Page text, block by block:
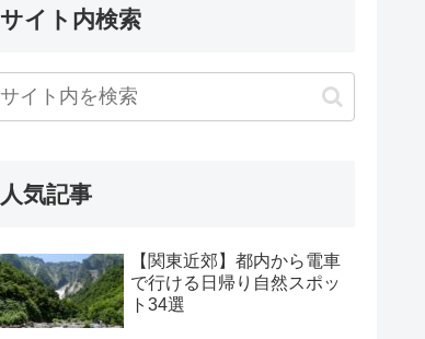
サイト内検索
人気記事
【関東近郊】都内から電車
で行ける日帰り自然スポッ
ト34選